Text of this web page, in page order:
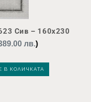
Сив – 160х230
лв.)
В КОЛИЧКАТА